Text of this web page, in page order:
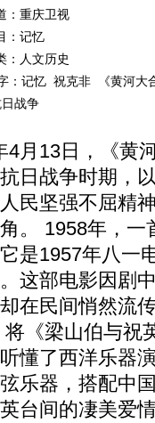
： 重庆卫视
： 记忆
：人文历史
： 记忆 祝克非
《黄河大
战争
月13日，《黄
日战争时期，
民坚强不屈精
。 1958年，一
是1957年八一
这部电影因剧
在民间悄然流
《梁山伯与祝
懂了西洋乐器
乐器，搭配中
台间的凄美爱